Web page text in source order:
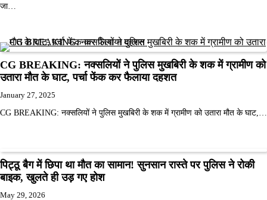
जा…
CG BREAKING: नक्सलियों ने पुलिस मुखबिरी के शक में ग्रामीण को
उतारा मौत के घाट, पर्चा फेंक कर फैलाया दहशत
January 27, 2025
CG BREAKING: नक्सलियों ने पुलिस मुखबिरी के शक में ग्रामीण को उतारा मौत के घाट,…
पिट्ठू बैग में छिपा था मौत का सामान! सुनसान रास्ते पर पुलिस ने रोकी
बाइक, खुलते ही उड़ गए होश
May 29, 2026